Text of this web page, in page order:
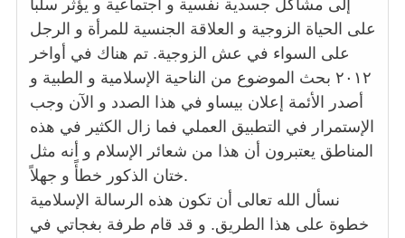
إلى مشاكل جسدية نفسية و اجتماعية و يؤثر سلباً
على الحياة الزوجية و العلاقة الجنسية للمرأة و الرجل
على السواء في عش الزوجية. تم هناك في أواخر
٢٠١٢ بحث الموضوع من الناحية الإسلامية و الطبية و
أصدر الأئمة إعلان بيساو في هذا الصدد و الآن وجب
الإستمرار في التطبيق العملي فما زال الكثير في هذه
المناطق يعتبرون أن هذا من شعائر الإسلام و أنه مثل
ختان الذكور خطأً و جهلاً.
نسأل الله تعالى أن تكون هذه الرسالة الإسلامية
خطوة على هذا الطريق. و قد قام طرفة بغجاتي في